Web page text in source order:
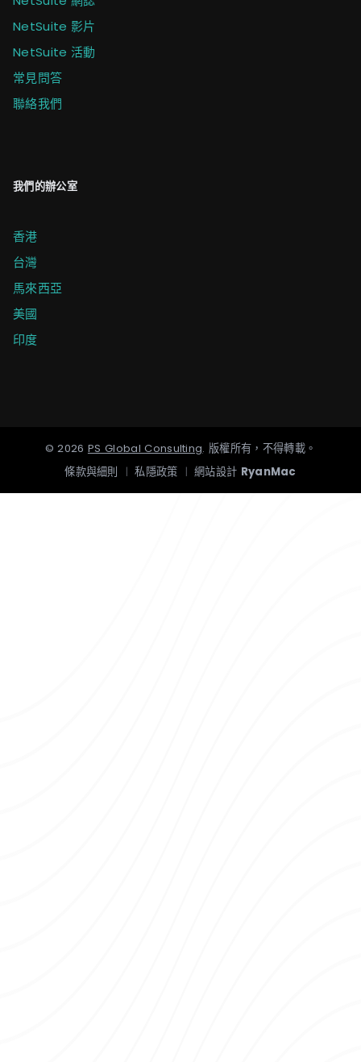
NetSuite 影片
NetSuite 活動
常見問答
聯絡我們
我們的辦公室
香港
台灣
馬來西亞
美國
印度
©2026 PS Global Consulting.版權所有，不得轉載。
條款與細則
| 私隱政策 | 網站設計 RyanMac